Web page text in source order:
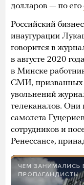
долларов — по его
Российский
инаугурации
говорится в
в августе 2020
в Минске
СМИ, призванных
увольнений
телеканалов. Они
самолета
сотрудников и
Ренессанс»,
ЧЕМ ЗАНИМАЛИСЬ
ПРОПАГАНДИСТЫ